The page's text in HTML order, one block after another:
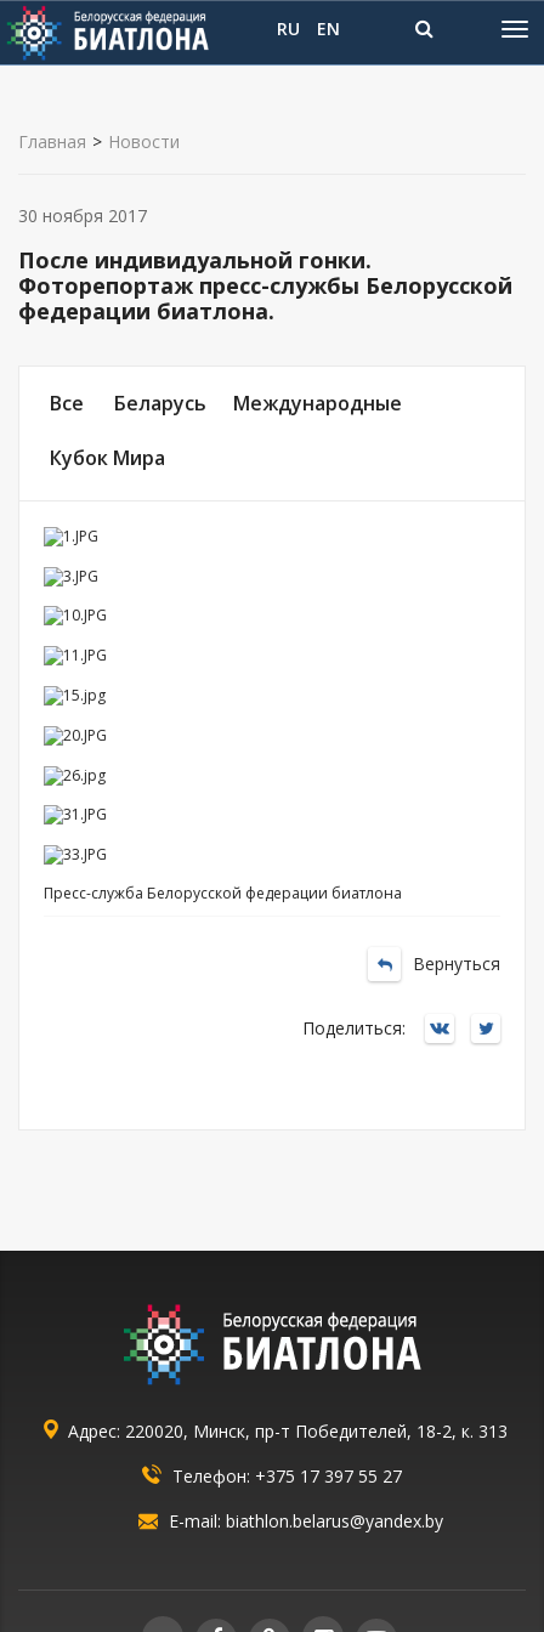
RU EN
Главная > Новости
После индивидуальной гонки.
Фоторепортаж пресс-службы Белорусской
федерации биатлона.
Все Беларусь Международные
Кубок Мира
30 ноября 2017
Пресс-служба Белорусской федерации биатлона
Вернуться
Поделиться:
Адрес: 220020, Минск, пр-т Победителей, 18-2, к. 313
Телефон: +375 17 397 55 27
E-mail: biathlon.belarus@yandex.by